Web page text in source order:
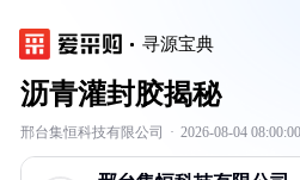
寻源宝典
沥青灌封胶揭秘
邢台集恒科技有限公司 · 2026-08-04 08:00:00